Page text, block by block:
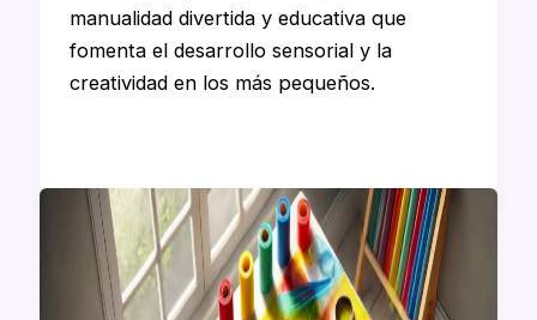
manualidad divertida y educativa que
fomenta el desarrollo sensorial y la
creatividad en los más pequeños.